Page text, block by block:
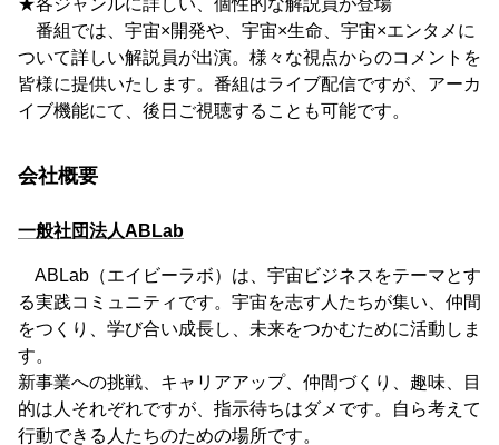
★各ジャンルに詳しい、個性的な解説員が登場
番組では、宇宙×開発や、宇宙×生命、宇宙×エンタメに
ついて詳しい解説員が出演。様々な視点からのコメントを
皆様に提供いたします。番組はライブ配信ですが、アーカ
イブ機能にて、後日ご視聴することも可能です。
会社概要
一般社団法人ABLab
ABLab（エイビーラボ）は、宇宙ビジネスをテーマとす
る実践コミュニティです。宇宙を志す人たちが集い、仲間
をつくり、学び合い成長し、未来をつかむために活動しま
す。
新事業への挑戦、キャリアアップ、仲間づくり、趣味、目
的は人それぞれですが、指示待ちはダメです。自ら考えて
行動できる人たちのための場所です。